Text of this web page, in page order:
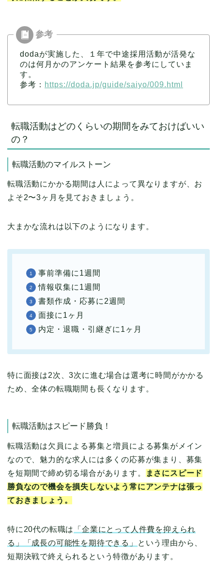
dodaが実施した、１年で中途採用活動が活発な
のは何月かのアンケート結果を参考にしていま
す。
参考： https://doda.jp/guide/saiyo/009.html
転職活動はどのくらいの期間をみておけばいい
の？
転職活動のマイルストーン
転職活動にかかる期間は人によって異なりますが、お
よそ2〜3ヶ月を見ておきましょう。
大まかな流れは以下のようになります。
事前準備に1週間
情報収集に1週間
書類作成・応募に2週間
面接に1ヶ月
内定・退職・引継ぎに1ヶ月
特に面接は2次、3次に進む場合は選考に時間がかかる
ため、全体の転職期間も長くなります。
転職活動はスピード勝負！
転職活動は欠員による募集と増員による募集がメイン
なので、魅力的な求人には多くの応募が集まり、募集
を短期間で締め切る場合があります。
まさにスピード
勝負なので機会を損失しないよう常にアンテナは張っ
ておきましょう。
特に20代の転職は
「企業にとって人件費を抑えられ
る」「成長の可能性を期待できる」
という理由から、
短期決戦で終えられるという特徴があります。